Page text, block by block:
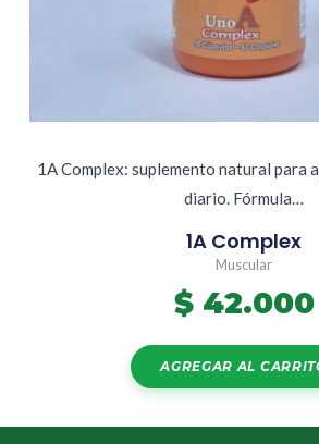
1A Complex: suplemento natural para
diario. Fórmula…
1A Complex
Muscular
$42.000
AGREGAR AL